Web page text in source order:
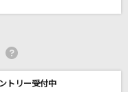
トリー受付中